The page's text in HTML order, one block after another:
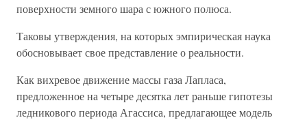
поверхности земного шара с южного полюса.
Таковы утверждения, на которых эмпирическая наука
обосновывает свое представление о реальности.
Как вихревое движение массы газа Лапласа,
предложенное на четыре десятка лет раньше гипотезы
ледникового периода Агассиса, предлагающее модель